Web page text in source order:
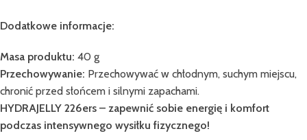
Dodatkowe informacje:
Masa produktu: 40 g
Przechowywanie: Przechowywać w chłodnym, suchym miejscu,
chronić przed słońcem i silnymi zapachami.
HYDRAJELLY 226ers – zapewnić sobie energię i komfort
podczas intensywnego wysiłku fizycznego!